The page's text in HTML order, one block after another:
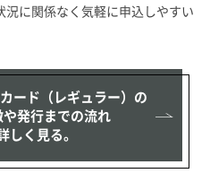
に関係なく気軽に申込しやすい
ード（レギュラー）の
発行までの流れ
しく見る。